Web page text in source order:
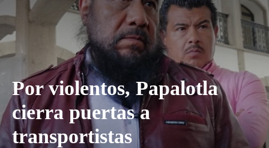
Por violentos, Papalotla
cierra puertas a
transportistas